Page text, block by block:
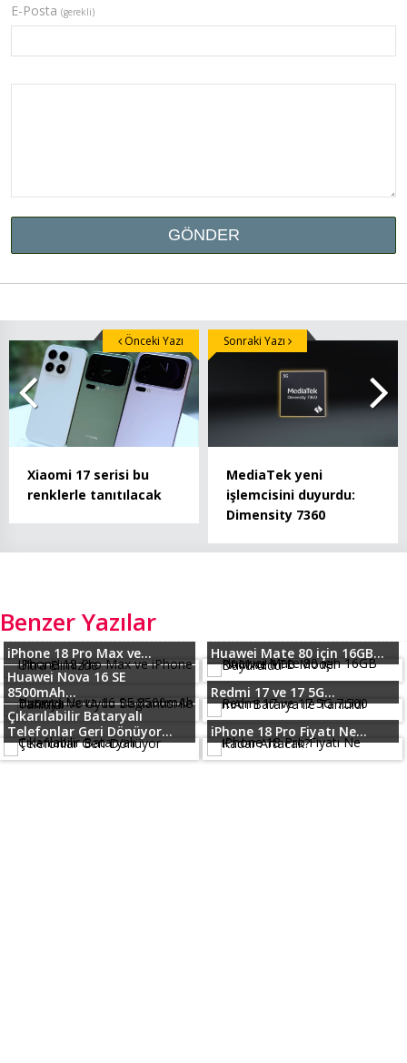
E-Posta (gerekli)
Xiaomi 17 serisi bu
renklerle tanıtılacak
Önceki Yazı
MediaTek yeni
işlemcisini duyurdu:
Dimensity 7360
Sonraki Yazı
Benzer Yazılar
iPhone 18 Pro Max ve...
Huawei Mate 80 için 16GB...
Huawei Nova 16 SE
8500mAh...
Redmi 17 ve 17 5G...
Çıkarılabilir Bataryalı
Telefonlar Geri Dönüyor...
iPhone 18 Pro Fiyatı Ne...